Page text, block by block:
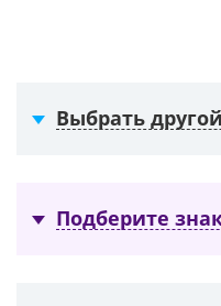
Выбрать
Подберите